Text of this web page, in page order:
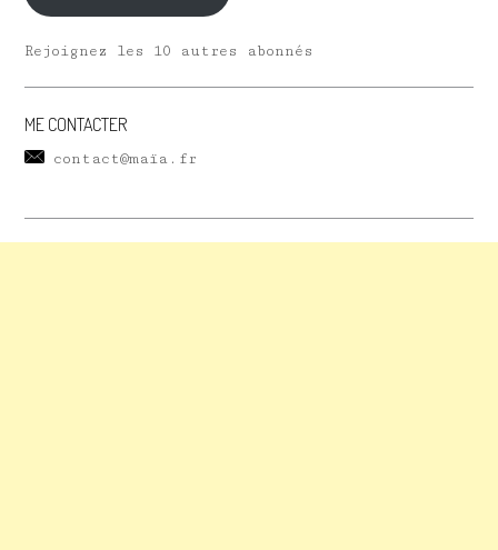
Rejoignez les 10 autres abonnés
ME CONTACTER
contact@maïa.fr